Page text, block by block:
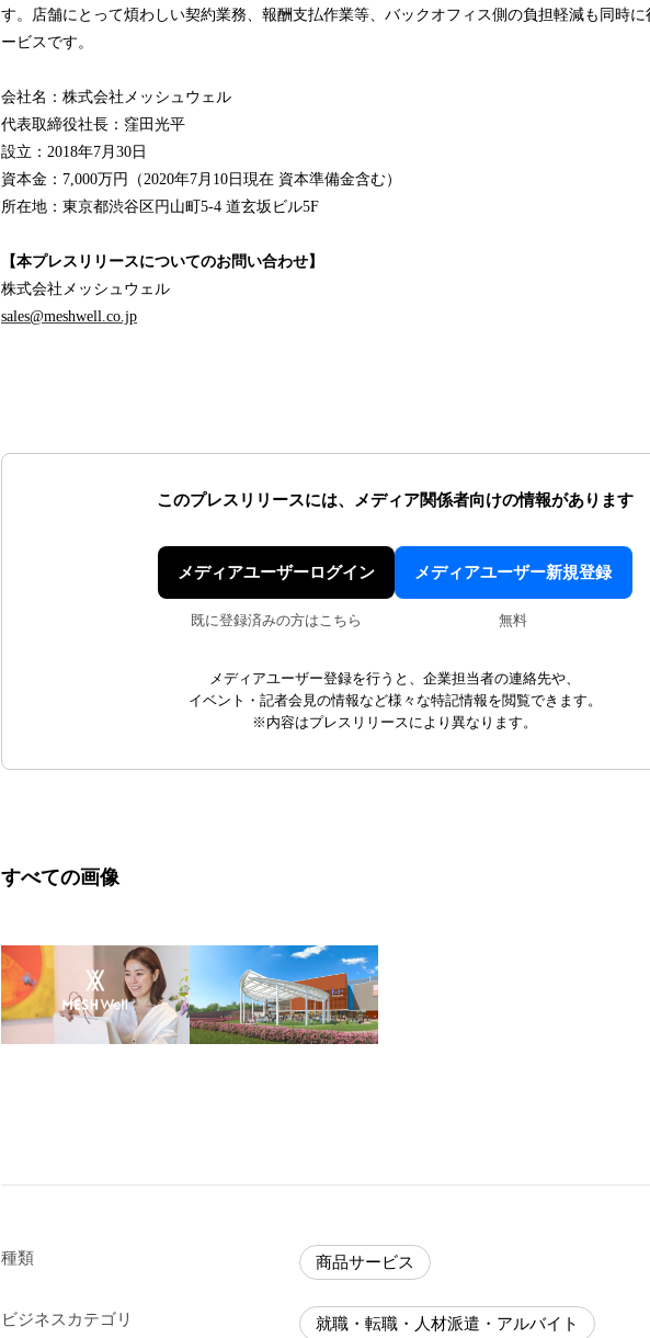
す。店舗にとって煩わしい契約業務、報酬支払作業等、バックオフィス側の負担軽減も同時
ービスです。
会社名：株式会社メッシュウェル
代表取締役社長：窪田光平
設立：2018年7月30日
資本金：7,000万円（2020年7月10日現在 資本準備金含む）
所在地：東京都渋谷区円山町5-4 道玄坂ビル5F
【本プレスリリースについてのお問い合わせ】
株式会社メッシュウェル
sales@meshwell.co.jp
このプレスリリースには、 メディア関係者向けの情報があります
メディアユーザーログイン
既に登録済みの方はこちら
メディアユーザー新規登録
無料
メディアユーザー登録を行うと、企業担当者の連絡先や、
イベント・記者会見の情報など様々な特記情報を閲覧できます。
※内容はプレスリリースにより異なります。
すべての画像
種類 商品サービス
ビジネスカテゴリ 就職・転職・人材派遣・アルバイト